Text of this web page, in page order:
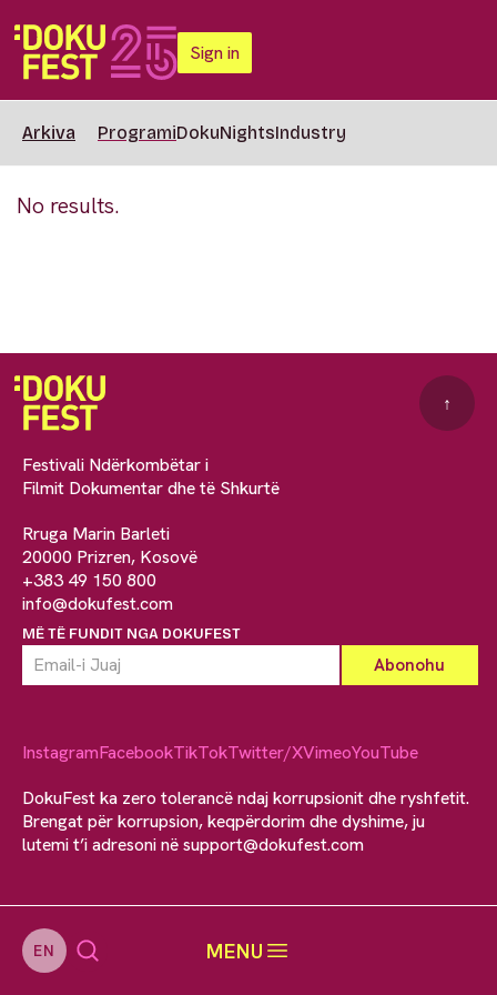
Sign in
EN MENU
Arkiva ProgramiDokuNightsIndustry
No results.
Festivali Ndërkombëtar i
Filmit Dokumentar dhe të Shkurtë
Rruga Marin Barleti
20000 Prizren, Kosovë
+383 49 150 800
info@dokufest.com
MË TË FUNDIT NGA DOKUFEST
↑
InstagramFacebookTikTokTwitter/XVimeoYouTube
DokuFest ka zero tolerancë ndaj korrupsionit dhe ryshfetit.
Brengat për korrupsion, keqpërdorim dhe dyshime, ju
lutemi t’i adresoni nësupport@dokufest.com